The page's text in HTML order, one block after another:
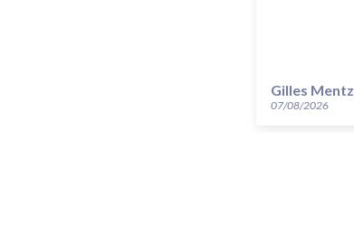
Gilles Mentz
07/08/2026